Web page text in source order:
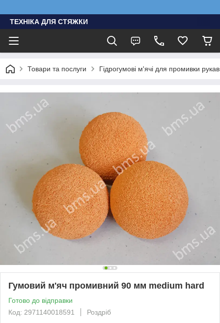
ТЕХНІКА ДЛЯ СТЯЖКИ
Товари та послуги Гідрогумові м'ячі для промивки
Гумовий м'яч промивний 90 мм medium hard
Готово до відправки
Код: 2971140018591
Роздріб